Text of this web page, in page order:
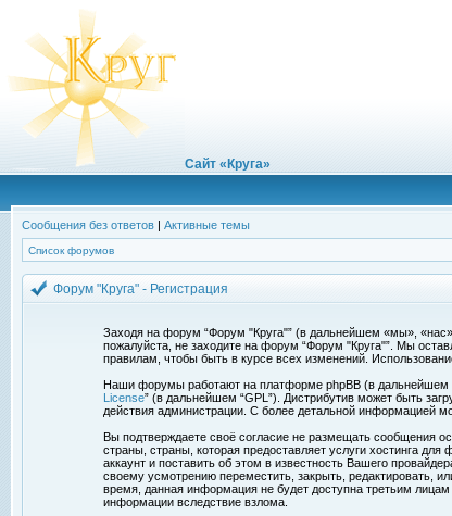
Сайт «Круга»
Сообщения без ответов | Активные темы
Список форумов
Форум "Круга" - Регистрация
Заходя на форум “Форум "Круга"” (в дальнейшем «мы»,
пожалуйста, не заходите на форум “Форум "Круга"”. Мы
правилам, чтобы быть в курсе всех изменений.
Наши форумы работают на платформе phpBB (в дальнейшем
License” (в дальнейшем “GPL”). Дистрибутив может быть
действия администрации. С более детальной информацией
Вы подтверждаете своё согласие не размещать сообщения
страны, страны, которая предоставляет услуги хостинга
аккаунт и поставить об этом в известность Вашего
своему усмотрению переместить, закрыть, редактировать,
время, данная информация не будет доступна третьим лицам
информации вследствие взлома.